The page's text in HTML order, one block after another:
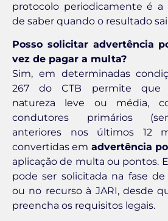
protocolo periodicamente é a
de saber quando o resultado
Posso solicitar advertência
vez de pagar a multa?
Sim, em determinadas
267 do CTB permite que
natureza leve ou média,
condutores primários
anteriores nos últimos 12
convertidas em advertência
aplicação de multa ou pontos.
pode ser solicitada na fase de
ou no recurso à JARI, desde
preencha os requisitos legais.